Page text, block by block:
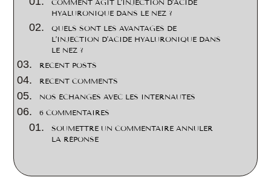
COMMENT AGIT L’INJECTION D’ACIDE
HYALURONIQUE DANS LE NEZ ?
QUELS SONT LES AVANTAGES DE
L’INJECTION D’ACIDE HYALURONIQUE DANS
LE NEZ ?
RECENT POSTS
RECENT COMMENTS
NOS ÉCHANGES AVEC LES INTERNAUTES
6 COMMENTAIRES
SOUMETTRE UN COMMENTAIRE ANNULER
LA RÉPONSE